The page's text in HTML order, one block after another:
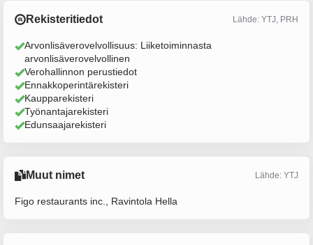
Rekisteritiedot Lähde: YTJ, PRH
Arvonlisäverovelvollisuus: Liiketoiminnasta
arvonlisäverovelvollinen
Verohallinnon perustiedot
Ennakkoperintärekisteri
Kaupparekisteri
Työnantajarekisteri
Edunsaajarekisteri
Muut nimet Lähde: YTJ
Figo restaurants inc., Ravintola Hella